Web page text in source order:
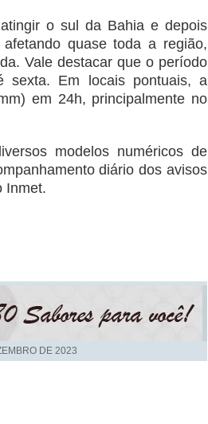
o sul da Bahia e depois
quase toda a região,
Vale destacar que o período
sexta. Em locais pontuais, a
em 24h, principalmente no
modelos numéricos de
diário dos avisos
Inmet.
DE 2023